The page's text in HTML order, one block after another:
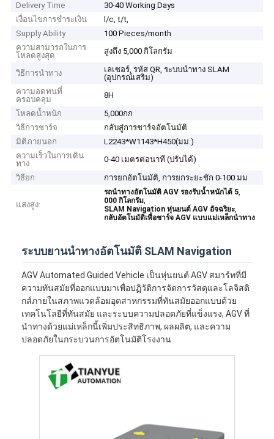
Delivery Time
30-40 Working Days
เงื่อนไขการชำระเงิน
l/c, t/t,
Supply Ability
100 Pieces/month
ความสามารถในการ
โหลดสูงสุด
สูงถึง 5,000 กิโลกรัม
วิธีการนำทาง
เลเซอร์, รหัส QR, ระบบนำทาง SLAM
(อุปกรณ์เสริม)
ความอดทนที่
ครอบคลุม
8H
โหลดน้ำหนัก
5,000กก
วิธีการชาร์จ
กลับสู่การชาร์จอัตโนมัติ
มิติภายนอก
L2243*W1143*H450(มม.)
ความเร็วในการเดิน
ทาง
0-40 เมตรต่อนาที (ปรับได้)
วิธียก
การยกอัตโนมัติ, การยกระยะชัก 0-100 มม
แสงสูง:
รถนำทางอัตโนมัติ AGV รองรับน้ำหนักได้ 5,
000 กิโลกรัม,
SLAM Navigation หุ่นยนต์ AGV อัจฉริยะ,
กลับอัตโนมัติเพื่อชาร์จ AGV แบบแม่เหล็กนำทาง
ระบบยานนําทางอัตโนมัติ SLAM Navigation
AGV Automated Guided Vehicle เป็นหุ่นยนต์ AGV สมาร์ทที่มี
ความทันสมัยที่ออกแบบมาเพื่อปฏิวัติการจัดการวัสดุและโลจิสติ
กส์ภายในสภาพแวดล้อมอุตสาหกรรมที่ทันสมัยออกแบบด้วย
เทคโนโลยีที่ทันสมัย และระบบความปลอดภัยที่แข็งแรง, AGV ที่
นําทางด้วยแม่เหล็กนี้เพิ่มประสิทธิภาพ, ผลผลิต, และความ
ปลอดภัยในกระบวนการอัตโนมัติโรงงาน